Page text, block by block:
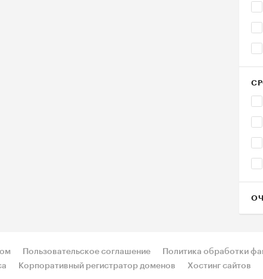
Пользовательское соглашение
Политика обработки
Корпоративный регистратор доменов Хостинг сайтов